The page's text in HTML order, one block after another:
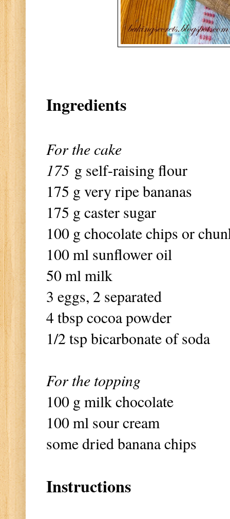
Ingredients
For the cake
175 g self-raising flour
175 g very ripe bananas
175 g caster sugar
100 g chocolate chips or
100 ml sunflower oil
50 ml milk
3 eggs, 2 separated
4 tbsp cocoa powder
1/2 tsp bicarbonate of soda
For the topping
100 g milk chocolate
100 ml sour cream
some dried banana chips
Instructions